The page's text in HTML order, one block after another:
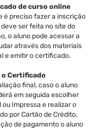
de curso online
é preciso fazer a inscrição
ser feita no site do
o aluno pode acessar a
através dos materiais
e emitir o certificado.
Certificado
final, caso o aluno
em seguida escolher
Impressa e realizar o
por Cartão de Crédito,
de pagamento o aluno